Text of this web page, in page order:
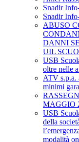
Snadir
Snadir
ABUSO
DANNI
UIL
USB
oltre nelle
ATV s.p.a.
minimi
MAGGIO
USB
della
modalità